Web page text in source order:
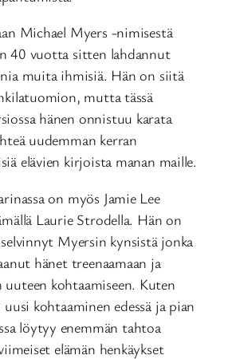
Michael Myers -nimisestä
40 vuotta sitten lahdannut
muita ihmisiä. Hän on siitä
mutta tässä
hänen onnistuu karata
uudemman kerran
elävien kirjoista manan maille.
on myös Jamie Lee
Laurie Strodella. Hän on
Myersin kynsistä jonka
hänet treenaamaan ja
kohtaamiseen. Kuten
kohtaaminen edessä ja pian
löytyy enemmän tahtoa
elämän henkäykset